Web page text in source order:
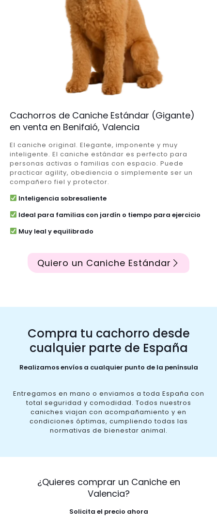
Cachorros de Caniche Estándar (Gigante)
en venta en Benifaió, Valencia
El caniche original. Elegante, imponente y muy
inteligente. El caniche estándar es perfecto para
personas activas o familias con espacio. Puede
practicar agility, obediencia o simplemente ser un
compañero fiel y protector.
Inteligencia sobresaliente
Ideal para familias con jardín o tiempo para ejercicio
Muy leal y equilibrado
Quiero un Caniche Estándar
Compra tu cachorro desde
cualquier parte de España
Realizamos envíos a cualquier punto de la península
Entregamos en mano o enviamos a toda España con
total seguridad y comodidad. Todos nuestros
caniches viajan con acompañamiento y en
condiciones óptimas, cumpliendo todas las
normativas de bienestar animal.
¿Quieres comprar un Caniche en
Valencia?
Solicita el precio ahora